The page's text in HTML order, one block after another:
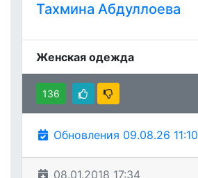
Тахмина Абдуллоева
Женская одежда
136
Обновления 09.08.26 11:10
08.01.2018 17:34